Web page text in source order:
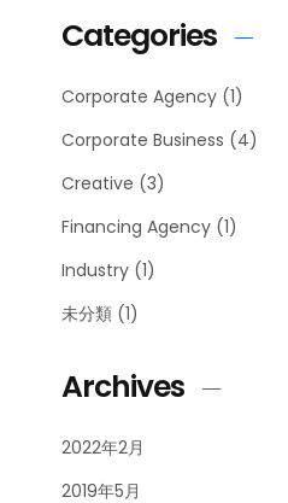
Categories
Corporate Agency (1)
Corporate Business (4)
Creative (3)
Financing Agency (1)
Industry (1)
未分類 (1)
Archives
2022年2月
2019年5月